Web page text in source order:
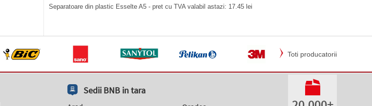
Separatoare din plastic Esselte A5 - pret cu TVA valabil astazi: 17.45 lei
Toti producatorii
Sedii BNB in tara